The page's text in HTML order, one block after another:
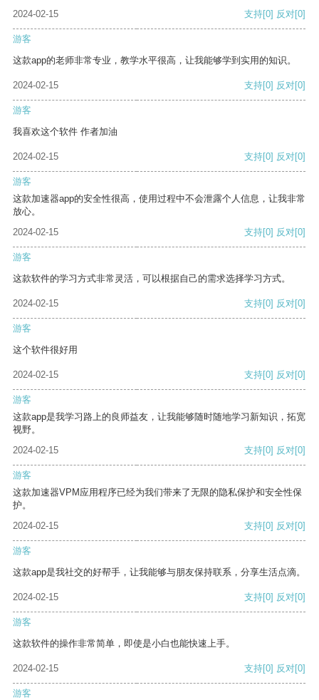
2024-02-15
支持[0] 反对[0]
游客
这款app的老师非常专业，教学水平很高，让我能够学到实用的知识。
2024-02-15 支持[0] 反对[0]
游客
我喜欢这个软件 作者加油
2024-02-15 支持[0] 反对[0]
游客
这款加速器app的安全性很高，使用过程中不会泄露个人信息，让我非常
放心。
2024-02-15
支持[0] 反对[0]
游客
这款软件的学习方式非常灵活，可以根据自己的需求选择学习方式。
2024-02-15 支持[0] 反对[0]
游客
这个软件很好用
2024-02-15 支持[0] 反对[0]
游客
这款app是我学习路上的良师益友，让我能够随时随地学习新知识，拓宽
视野。
2024-02-15
支持[0] 反对[0]
游客
这款加速器VPM应用程序已经为我们带来了无限的隐私保护和安全性保
护。
2024-02-15
支持[0] 反对[0]
游客
这款app是我社交的好帮手，让我能够与朋友保持联系，分享生活点滴。
2024-02-15 支持[0] 反对[0]
游客
这款软件的操作非常简单，即使是小白也能快速上手。
2024-02-15 支持[0] 反对[0]
游客